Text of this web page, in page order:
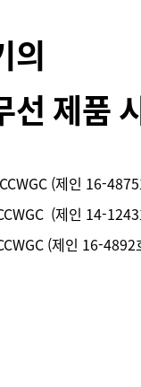
의
선 제품
(제인 16-
(제인 14-
(제인 16-4892